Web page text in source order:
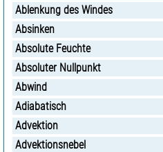
Ablenkung des Windes
Absinken
Absolute Feuchte
Absoluter Nullpunkt
Abwind
Adiabatisch
Advektion
Advektionsnebel